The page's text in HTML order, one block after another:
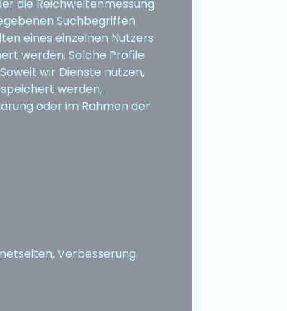
die Reichweitenmessung
Suchbegriffen
eines einzelnen Nutzers
werden. Solche Profile
wir Dienste nutzen,
werden,
oder im Rahmen der
Verbesserung